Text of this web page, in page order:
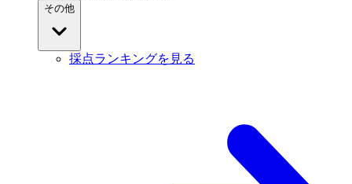
その他
採点ランキングを見る